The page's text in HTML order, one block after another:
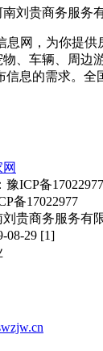
刘贵商务服务
息网，为你提供
、车辆、周边
信息的需求。全
ICP备
备17022977
贵商务服务有
08-29 [1]